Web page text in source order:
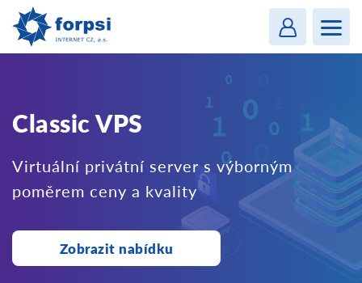
Classic VPS
Virtuální privátní server s výborným
poměrem ceny a kvality
Zobrazit nabídku
MENU
Login